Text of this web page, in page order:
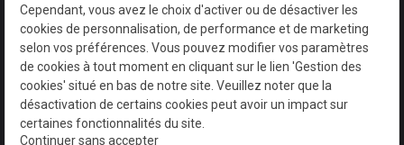
Cependant, vous avez le choix d'activer ou de désactiver les
cookies de personnalisation, de performance et de marketing
selon vos préférences. Vous pouvez modifier vos paramètres
de cookies à tout moment en cliquant sur le lien 'Gestion des
cookies' situé en bas de notre site. Veuillez noter que la
désactivation de certains cookies peut avoir un impact sur
certaines fonctionnalités du site.
Continuer sans accepter